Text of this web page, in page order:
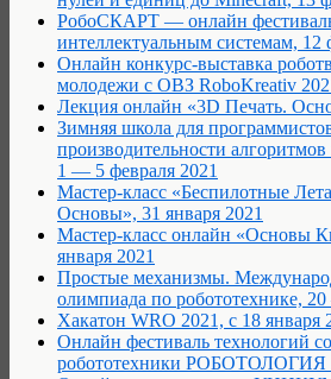
РобоCКАРТ — онлайн
интеллектуальным системам, 12
Онлайн конкурс-выставка
молодежи с ОВЗ RoboKreativ
Лекция онлайн «3D Печать.
Зимняя школа для
производительности
1 — 5 февраля 2021
Мастер-класс «Беспилотные
Основы», 31 января 2021
Мастер-класс онлайн «Основы
января 2021
Простые механизмы.
олимпиада по робототехнике,
Хакатон WRO 2021, с 18 января
Онлайн фестиваль технологий
робототехники РОБОТОЛОГИЯ